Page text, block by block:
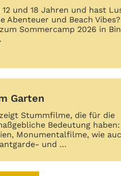
und 18 Jahren und hast
Abenteuer und Beach
Sommercamp 2026 in
Garten
Stummfilme, die für die
Bedeutung
Monumentalfilme, wie
und …